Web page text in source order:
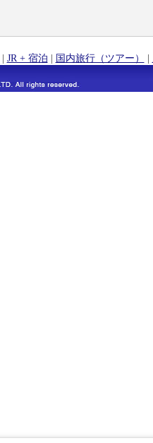
| JR + 宿泊 | 国内旅行（ツアー） |